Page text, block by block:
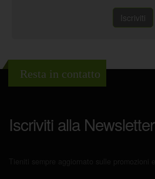
Iscriviti
Resta in contatto
Iscriviti alla Newsletter